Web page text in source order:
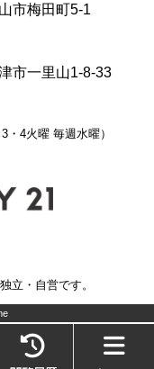
市梅田町5-1
市一里山1-8-33
4火曜 毎週水曜）
立・自営です。